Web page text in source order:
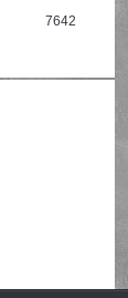
7642